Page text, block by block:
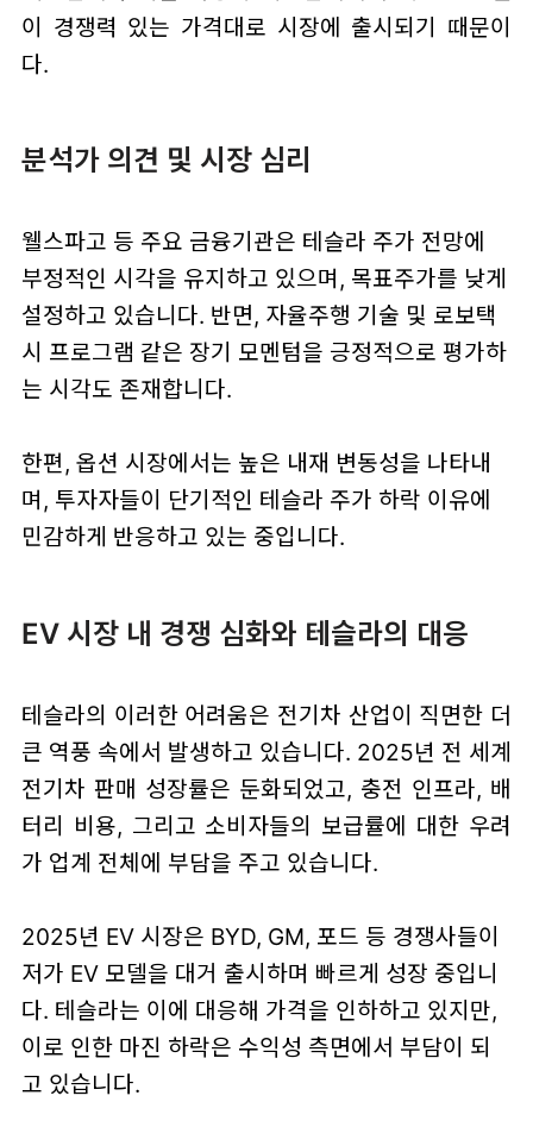
이 경쟁력 있는 가격대로 시장에 출시되기 때문이
다.
분석가 의견 및 시장 심리
웰스파고 등 주요 금융기관은 테슬라 주가 전망에
부정적인 시각을 유지하고 있으며, 목표주가를 낮게
설정하고 있습니다. 반면, 자율주행 기술 및 로보택
시 프로그램 같은 장기 모멘텀을 긍정적으로 평가하
는 시각도 존재합니다.
한편, 옵션 시장에서는 높은 내재 변동성을 나타내
며, 투자자들이 단기적인 테슬라 주가 하락 이유에
민감하게 반응하고 있는 중입니다.
EV 시장 내 경쟁 심화와 테슬라의 대응
테슬라의 이러한 어려움은 전기차 산업이 직면한 더
큰 역풍 속에서 발생하고 있습니다. 2025년 전 세계
전기차 판매 성장률은 둔화되었고, 충전 인프라, 배
터리 비용, 그리고 소비자들의 보급률에 대한 우려
가 업계 전체에 부담을 주고 있습니다.
2025년 EV 시장은 BYD, GM, 포드 등 경쟁사들이
저가 EV 모델을 대거 출시하며 빠르게 성장 중입니
다. 테슬라는 이에 대응해 가격을 인하하고 있지만,
이로 인한 마진 하락은 수익성 측면에서 부담이 되
고 있습니다.